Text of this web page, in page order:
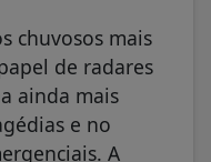
chuvosos mais
de radares
ainda mais
e no
A